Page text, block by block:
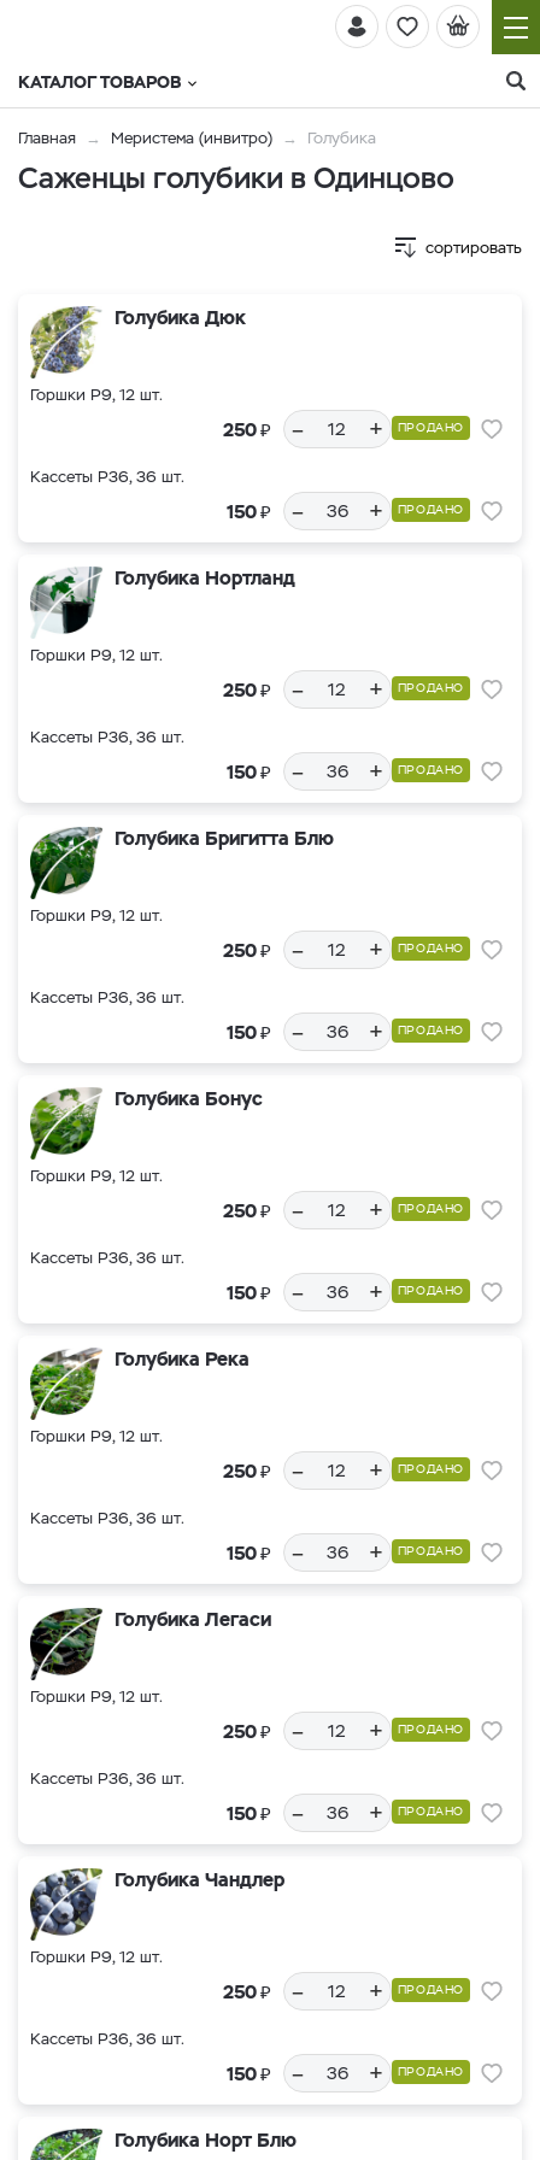
КАТАЛОГ ТОВАРОВ
Главная Меристема (инвитро) Голубика
Саженцы голубики в Одинцово
сортировать
Голубика Дюк
Горшки Р9, 12 шт.
250₽ – + ПРОДАНО
Кассеты Р36, 36 шт.
150₽ – + ПРОДАНО
Голубика Нортланд
Горшки Р9, 12 шт.
250₽ – + ПРОДАНО
Кассеты Р36, 36 шт.
150₽ – + ПРОДАНО
Голубика Бригитта Блю
Горшки Р9, 12 шт.
250₽ – + ПРОДАНО
Кассеты Р36, 36 шт.
150₽ – + ПРОДАНО
Голубика Бонус
Горшки Р9, 12 шт.
250₽ – + ПРОДАНО
Кассеты Р36, 36 шт.
150₽ – + ПРОДАНО
Голубика Река
Горшки Р9, 12 шт.
250₽ – + ПРОДАНО
Кассеты Р36, 36 шт.
150₽ – + ПРОДАНО
Голубика Легаси
Горшки Р9, 12 шт.
250₽ – + ПРОДАНО
Кассеты Р36, 36 шт.
150₽ – + ПРОДАНО
Голубика Чандлер
Горшки Р9, 12 шт.
250₽ – + ПРОДАНО
Кассеты Р36, 36 шт.
150₽ – + ПРОДАНО
Голубика Норт Блю